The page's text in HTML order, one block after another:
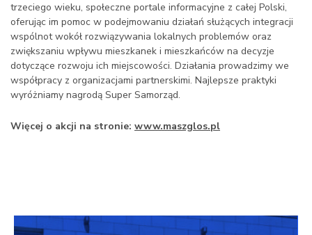
trzeciego wieku, społeczne portale informacyjne z całej Polski,
oferując im pomoc w podejmowaniu działań służących integracji
wspólnot wokół rozwiązywania lokalnych problemów oraz
zwiększaniu wpływu mieszkanek i mieszkańców na decyzje
dotyczące rozwoju ich miejscowości. Działania prowadzimy we
współpracy z organizacjami partnerskimi. Najlepsze praktyki
wyróżniamy nagrodą Super Samorząd.
Więcej o akcji na stronie: www.maszglos.pl